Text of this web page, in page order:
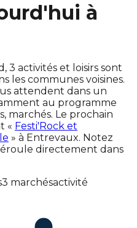
à
3 activités et loisirs sont
les communes voisines.
attendent dans un
au programme
marchés. Le prochain
« Festi'Rock et
» à Entrevaux. Notez
directement dans
3 marchésactivité